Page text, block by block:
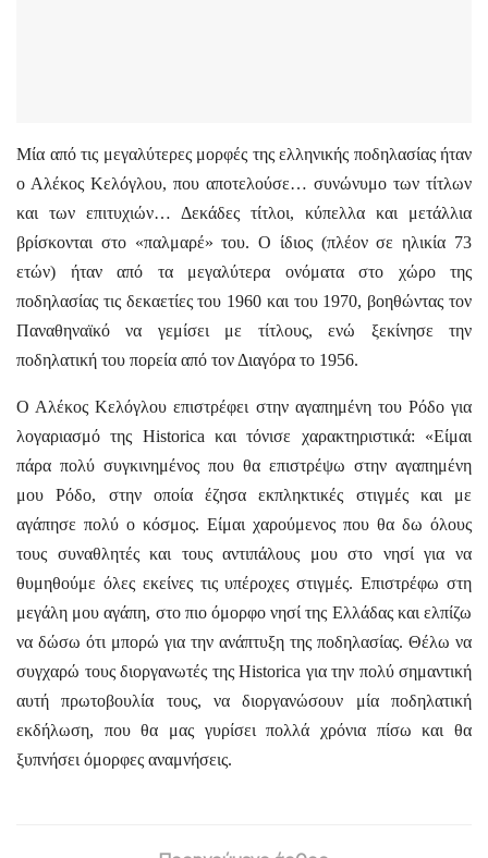
Μία από τις μεγαλύτερες μορφές της ελληνικής ποδηλασίας ήταν
ο Αλέκος Κελόγλου, που αποτελούσε… συνώνυμο των τίτλων
και των επιτυχιών… Δεκάδες τίτλοι, κύπελλα και μετάλλια
βρίσκονται στο «παλμαρέ» του. Ο ίδιος (πλέον σε ηλικία 73
ετών) ήταν από τα μεγαλύτερα ονόματα στο χώρο της
ποδηλασίας τις δεκαετίες του 1960 και του 1970, βοηθώντας τον
Παναθηναϊκό να γεμίσει με τίτλους, ενώ ξεκίνησε την
ποδηλατική του πορεία από τον Διαγόρα το 1956.
Ο Αλέκος Κελόγλου επιστρέφει στην αγαπημένη του Ρόδο για
λογαριασμό της Historica και τόνισε χαρακτηριστικά: «Είμαι
πάρα πολύ συγκινημένος που θα επιστρέψω στην αγαπημένη
μου Ρόδο, στην οποία έζησα εκπληκτικές στιγμές και με
αγάπησε πολύ ο κόσμος. Είμαι χαρούμενος που θα δω όλους
τους συναθλητές και τους αντιπάλους μου στο νησί για να
θυμηθούμε όλες εκείνες τις υπέροχες στιγμές. Επιστρέφω στη
μεγάλη μου αγάπη, στο πιο όμορφο νησί της Ελλάδας και ελπίζω
να δώσω ότι μπορώ για την ανάπτυξη της ποδηλασίας. Θέλω να
συγχαρώ τους διοργανωτές της Historica για την πολύ σημαντική
αυτή πρωτοβουλία τους, να διοργανώσουν μία ποδηλατική
εκδήλωση, που θα μας γυρίσει πολλά χρόνια πίσω και θα
ξυπνήσει όμορφες αναμνήσεις.